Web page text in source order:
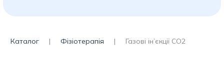
Каталог Фізіотерапія Газові ін’єкції CO2